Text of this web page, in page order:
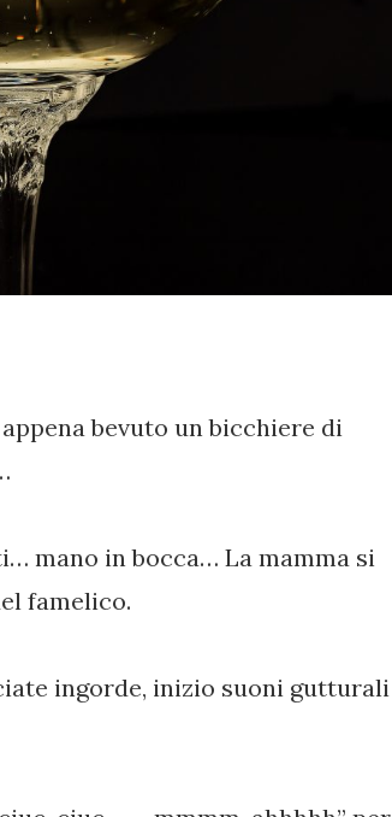
bevuto un bicchiere di
mano in bocca… La mamma si
famelico.
ingorde, inizio suoni gutturali